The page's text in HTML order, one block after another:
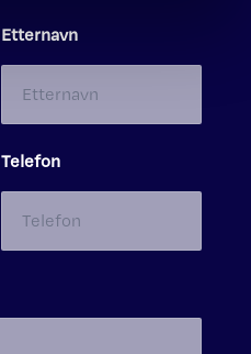
Etternavn
Telefon